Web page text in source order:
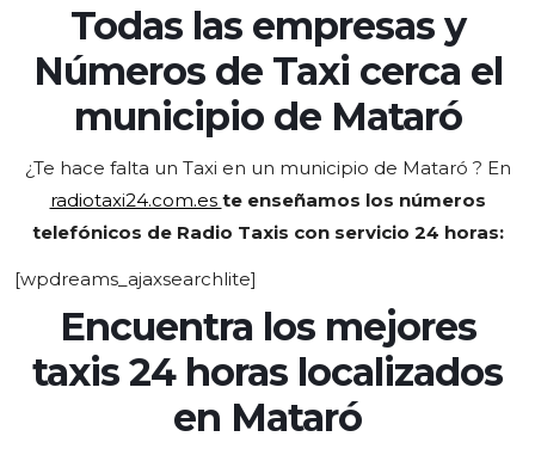
Todas las empresas y
Números de Taxi cerca el
municipio de Mataró
¿Te hace falta un Taxi en un municipio de Mataró ? En
radiotaxi24.com.es te enseñamos los números
telefónicos de Radio Taxis con servicio 24 horas:
[wpdreams_ajaxsearchlite]
Encuentra los mejores
taxis 24 horas localizados
en Mataró